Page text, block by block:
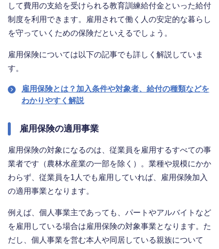
して費用の支給を受けられる教育訓練給付金といった給付
制度を利用できます。雇用されて働く人の安定的な暮らし
を守っていくための保険だといえるでしょう。
雇用保険については以下の記事でも詳しく解説していま
す。
雇用保険とは？加入条件や対象者、給付の種類などを
わかりやすく解説
雇用保険の適用事業
雇用保険の対象になるのは、従業員を雇用するすべての事
業者です（農林水産業の一部を除く）。業種や規模にかか
わらず、従業員を1人でも雇用していれば、雇用保険加入
の適用事業となります。
例えば、個人事業主であっても、パートやアルバイトなど
を雇用している場合は雇用保険の対象事業となります。た
だし、個人事業を営む本人や同居している親族について